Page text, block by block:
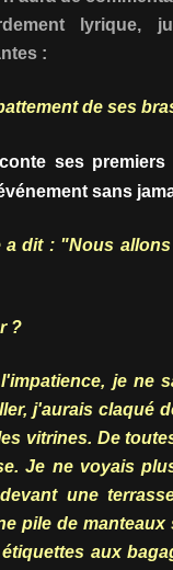
lyrique,
:
de ses
ses
sans
a dit : "Nous
?
je ne
j'aurais claqué
vitrines. De
Je ne voyais
une
pile de
aux